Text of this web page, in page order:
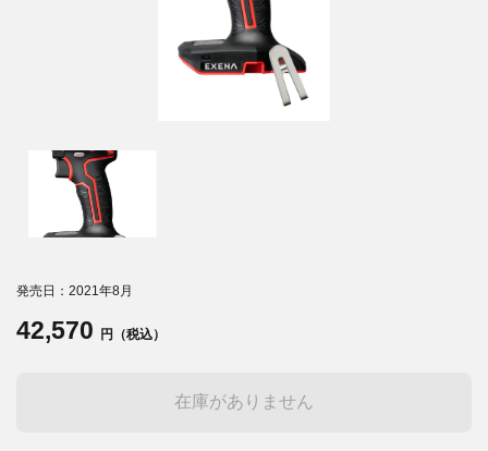
発売日：2021年8月
42,570 円（税込）
在庫がありません